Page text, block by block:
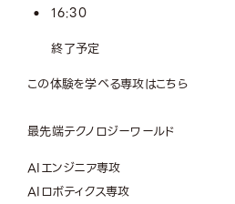
16:30
終了予定
この体験を学べる専攻はこちら
最先端テクノロジーワールド
AIエンジニア専攻
AIロボティクス専攻